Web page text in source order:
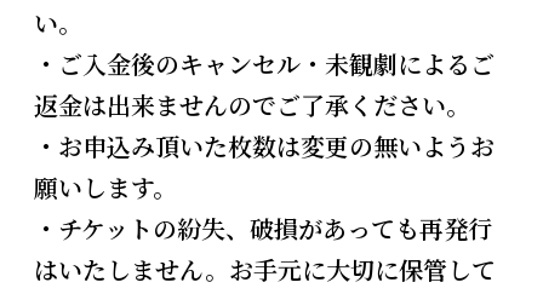
い。
・ご入金後のキャンセル・未観劇によるご
返金は出来ませんのでご了承ください。
・お申込み頂いた枚数は変更の無いようお
願いします。
・チケットの紛失、破損があっても再発行
はいたしません。お手元に大切に保管して